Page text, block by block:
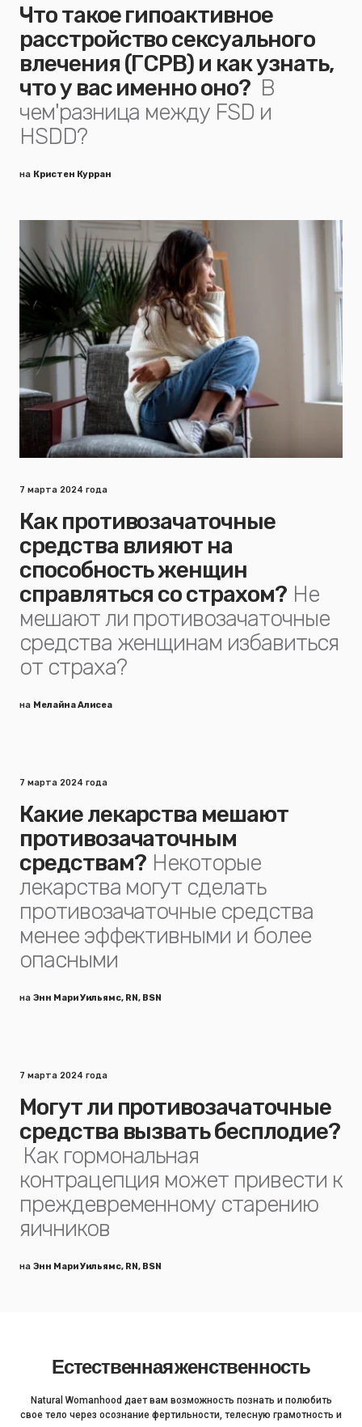
Что такое гипоактивное
расстройство сексуального
влечения (ГСРВ) и как узнать,
что у вас именно оно? В
чем'разница между FSD и
HSDD?
на Кристен Курран
7 марта 2024 года
Как противозачаточные
средства влияют на
способность женщин
справляться со страхом? Не
мешают ли противозачаточные
средства женщинам избавиться
от страха?
на Мелайна Алисеа
7 марта 2024 года
Какие лекарства мешают
противозачаточным
средствам? Некоторые
лекарства могут сделать
противозачаточные средства
менее эффективными и более
опасными
на Энн Мари Уильямс, RN, BSN
7 марта 2024 года
Могут ли противозачаточные
средства вызвать бесплодие?
Как гормональная
контрацепция может привести к
преждевременному старению
яичников
на Энн Мари Уильямс, RN, BSN
Естественная женственность
Natural Womanhood дает вам возможность познать и полюбить
свое тело через осознание фертильности, телесную грамотность и